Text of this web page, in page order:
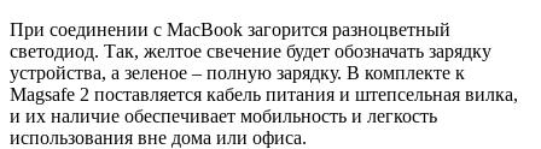
При соединении с MacBook загорится разноцветный
светодиод. Так, желтое свечение будет обозначать зарядку
устройства, а зеленое – полную зарядку. В комплекте к
Magsafe 2 поставляется кабель питания и штепсельная вилка,
и их наличие обеспечивает мобильность и легкость
использования вне дома или офиса.